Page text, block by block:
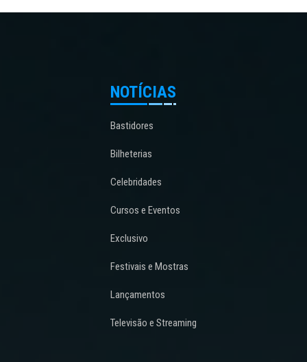
NOTÍCIAS
Bastidores
Bilheterias
Celebridades
Cursos e Eventos
Exclusivo
Festivais e Mostras
Lançamentos
Televisão e Streaming